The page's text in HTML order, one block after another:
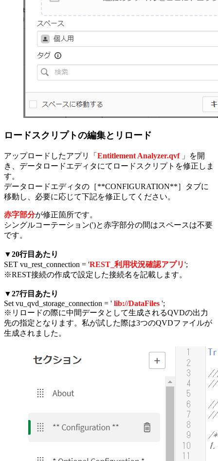
ロードスクリプトの編集とリロード
アップロードしたアプリ「 Entitlement Analyzer.qvf 」を開
き、データロードエディタにてロードスクリプトを修正しま
す。
データロードエディタの［**CONFIGURATION**］タブに
移動し、必要に応じて下記を修正してください。
赤字部分が修正箇所です。
シングルコーテーション(')と赤字部分の間はスペースは不要
です。
▼20行目あたり
SET vu_rest_connection = 'REST_利用状況確認アプリ';
※REST接続の作成で設定した接続名を記載します。
▼27行目あたり
Set vu_qvd_storage_connection = ' lib://DataFiles ';
※リロードの際に中間データとして生成されるQVDの出力
先の指定となります。私が試した際は3つのQVDファイルが
生成されました。